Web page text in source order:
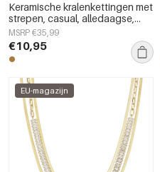
Keramische kralenkettingen met
strepen, casual, alledaagse,
eenvoudige serie,
damessieraden
MSRP €35,99
€10,95
EU-magazijn